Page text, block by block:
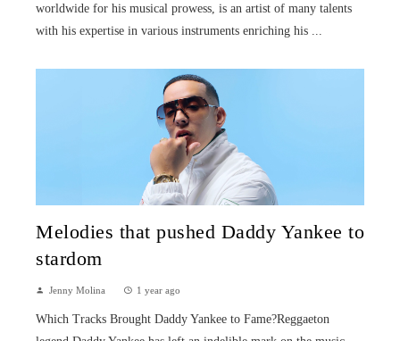
worldwide for his musical prowess, is an artist of many talents
with his expertise in various instruments enriching his ...
Melodies that pushed Daddy Yankee to
stardom
Jenny Molina 1 year ago
Which Tracks Brought Daddy Yankee to Fame?Reggaeton